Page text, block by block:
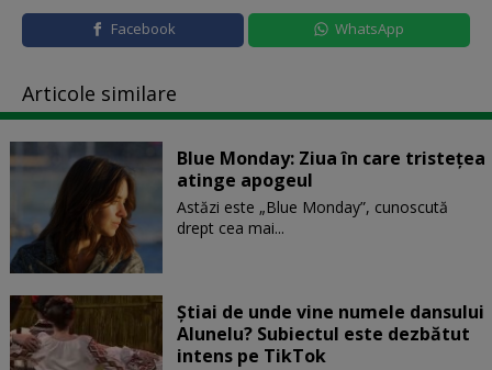
Facebook WhatsApp
Articole similare
Blue Monday: Ziua în care tristețea
atinge apogeul
Astăzi este „Blue Monday”, cunoscută
drept cea mai...
Știai de unde vine numele dansului
Alunelu? Subiectul este dezbătut
intens pe TikTok